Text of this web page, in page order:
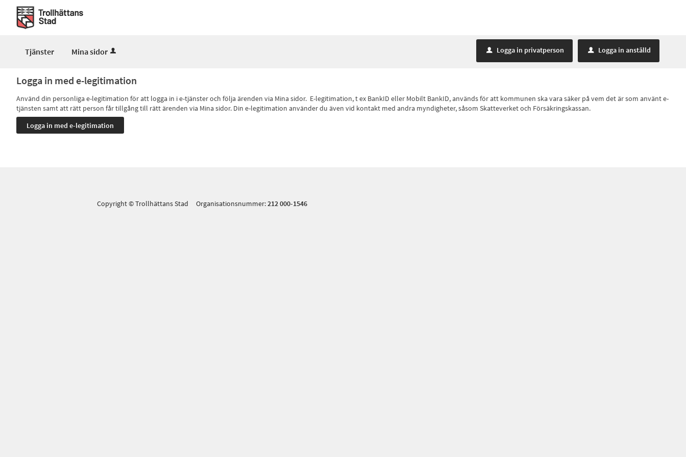
Välkommen
Trollhättans
Tjänster Mina sidor u Logga in privatperson u Logga in anställd
Logga in med e-legitimation
Använd din personliga e-legitimation för att logga in i e-tjänster och följa ärenden via Mina sidor. E-legitimation, t ex BankID eller Mobilt BankID, används för att kommunen ska vara säker på vem det är som använt e-
tjänsten samt att rätt person får tillgång till rätt ärenden via Mina sidor. Din e-legitimation använder du även vid kontakt med andra myndigheter, såsom Skatteverket och Försäkringskassan.
Copyright © Trollhättans Stad Organisationsnummer:212 000-1546